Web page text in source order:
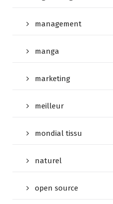
management
manga
marketing
meilleur
mondial tissu
naturel
open source